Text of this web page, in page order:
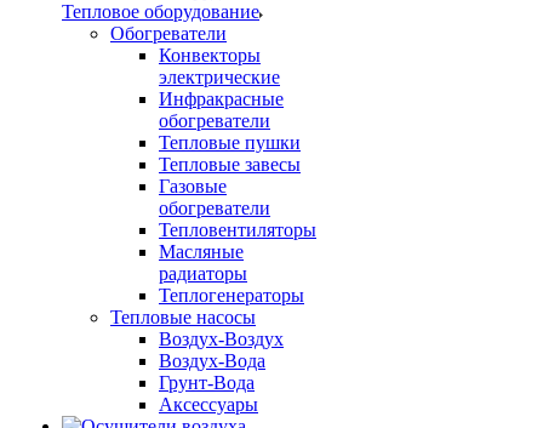
Тепловое оборудование
Обогреватели
Конвекторы
электрические
Инфракрасные
обогреватели
Тепловые пушки
Тепловые завесы
Газовые
обогреватели
Тепловентиляторы
Масляные
радиаторы
Теплогенераторы
Тепловые насосы
Воздух-Воздух
Воздух-Вода
Грунт-Вода
Аксессуары